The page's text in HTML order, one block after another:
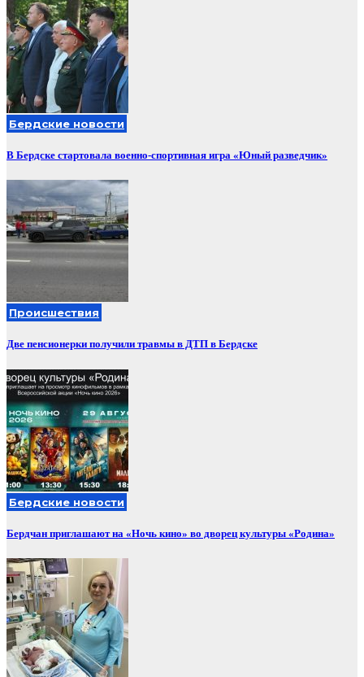
Бердские новости
В Бердске стартовала военно-спортивная игра «Юный разведчик»
Происшествия
Две пенсионерки получили травмы в ДТП в Бердске
Бердские новости
Бердчан приглашают на «Ночь кино» во дворец культуры «Родина»